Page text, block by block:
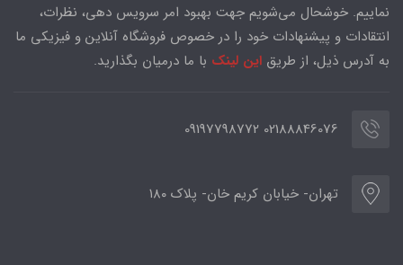
نماییم. خوشحال می‌شویم جهت بهبود امر سرویس دهی، نظرات،
انتقادات و پیشنهادات خود را در خصوص فروشگاه آنلاین و فیزیکی ما
به آدرس ذیل، از طریق این لینک با ما درمیان بگذارید.
02188846076 09197798772
تهران- خیابان کریم خان- پلاک ۱۸۰